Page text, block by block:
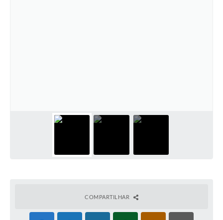
COMPARTILHAR